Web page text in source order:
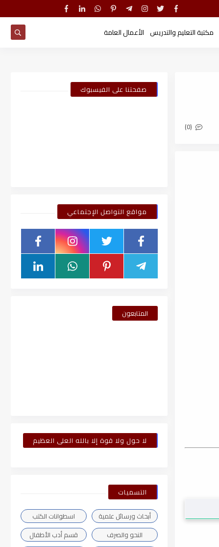
مكتبة التعليم والتدريس الأعمال العامة
(0)
صفحتنا على الفيسبوك
مواقع التواصل الإجتماعي
المتابعون
لا حول ولا قوة إلا بالله العلى العظيم
التسميات
أبحاث ورسائل علمية
اسطوانات الكتب
النحو والصرف
قسم أدب الأطفال